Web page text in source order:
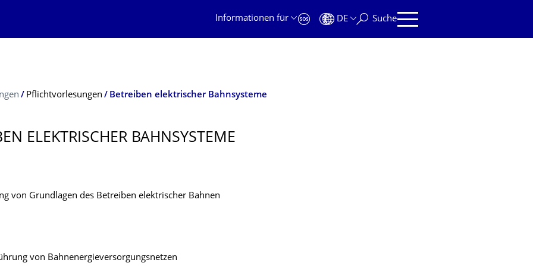
Informationen für
DE Suche
Pflichtvorlesungen Betreiben elektrischer Bahnsysteme
ELEKTRISCHER BAHNSYSTEME
von Grundlagen des Betreiben elektrischer Bahnen
von Bahnenergieversorgungsnetzen